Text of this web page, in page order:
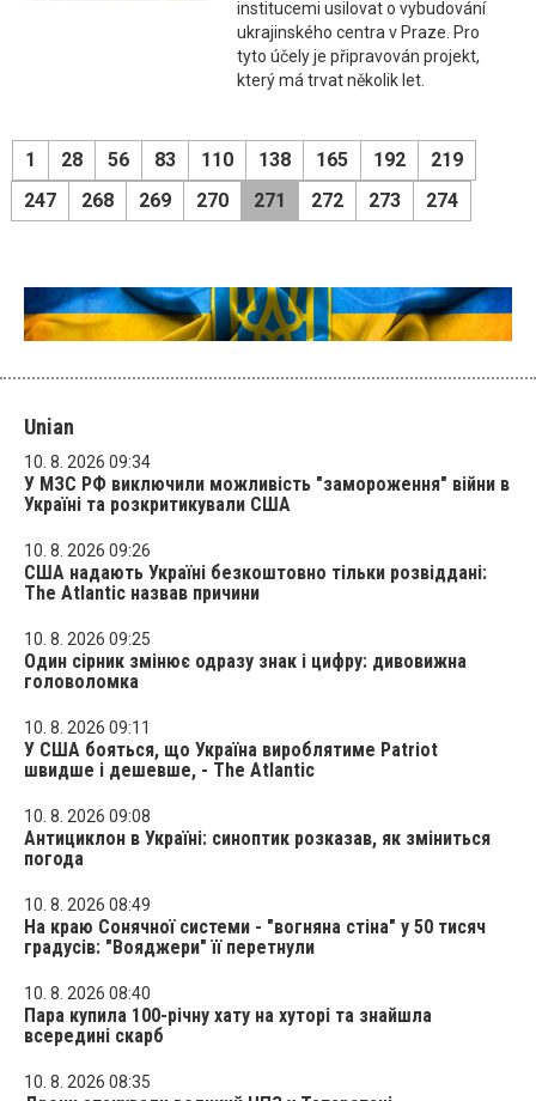
institucemi usilovat o vybudování
ukrajinského centra v Praze. Pro
tyto účely je připravován projekt,
který má trvat několik let.
1 28 56 83 110 138 165 192
219
247
268 269 270 271 272 273 274
Unian
10. 8. 2026 09:34
У МЗС РФ виключили можливість "замороження" війни в
Україні та розкритикували США
10. 8. 2026 09:26
США надають Україні безкоштовно тільки розвіддані:
The Atlantic назвав причини
10. 8. 2026 09:25
Один сірник змінює одразу знак і цифру: дивовижна
головоломка
10. 8. 2026 09:11
У США бояться, що Україна вироблятиме Patriot
швидше і дешевше, - The Atlantic
10. 8. 2026 09:08
Антициклон в Україні: синоптик розказав, як зміниться
погода
10. 8. 2026 08:49
На краю Сонячної системи - "вогняна стіна" у 50 тисяч
градусів: "Вояджери" її перетнули
10. 8. 2026 08:40
Пара купила 100-річну хату на хуторі та знайшла
всередині скарб
10. 8. 2026 08:35